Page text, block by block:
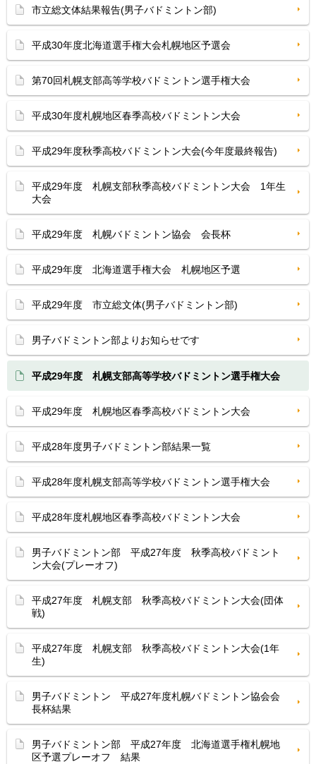
市立総文体結果報告(男子バドミントン部)
平成30年度北海道選手権大会札幌地区予選会
第70回札幌支部高等学校バドミントン選手権大会
平成30年度札幌地区春季高校バドミントン大会
平成29年度秋季高校バドミントン大会(今年度最終報告)
平成29年度 札幌支部秋季高校バドミントン大会 1年生
大会
平成29年度 札幌バドミントン協会 会長杯
平成29年度 北海道選手権大会 札幌地区予選
平成29年度 市立総文体(男子バドミントン部)
男子バドミントン部よりお知らせです
平成29年度 札幌支部高等学校バドミントン選手権大会
平成29年度 札幌地区春季高校バドミントン大会
平成28年度男子バドミントン部結果一覧
平成28年度札幌支部高等学校バドミントン選手権大会
平成28年度札幌地区春季高校バドミントン大会
男子バドミントン部 平成27年度 秋季高校バドミント
ン大会(プレーオフ)
平成27年度 札幌支部 秋季高校バドミントン大会(団体
戦)
平成27年度 札幌支部 秋季高校バドミントン大会(1年
生)
男子バドミントン 平成27年度札幌バドミントン協会会
長杯結果
男子バドミントン部 平成27年度 北海道選手権札幌地
区予選プレーオフ 結果